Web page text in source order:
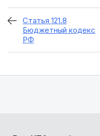
Статья 121.8
Бюджетный кодекс
РФ